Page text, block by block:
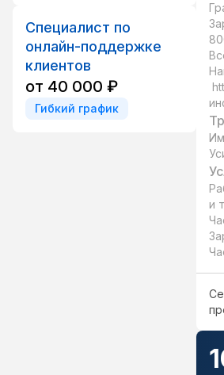
Специалист по
онлайн-поддержке
клиентов
от 40 000 ₽
Гибкий график
и